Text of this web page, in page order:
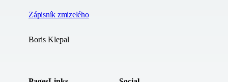
Zápisník zmizelého
Boris Klepal